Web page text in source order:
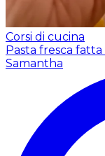
Corsi di cucina
Pasta fresca fatta
Samantha